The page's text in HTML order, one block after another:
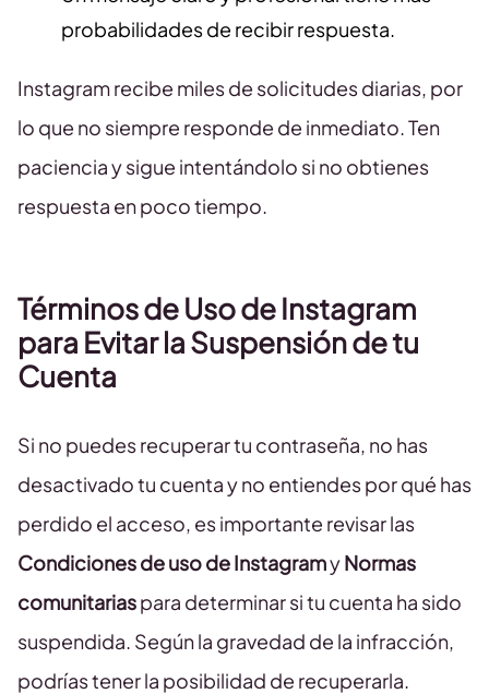
probabilidades de recibir respuesta.
Instagram recibe miles de solicitudes diarias, por
lo que no siempre responde de inmediato. Ten
paciencia y sigue intentándolo si no obtienes
respuesta en poco tiempo.
Términos de Uso de Instagram
para Evitar la Suspensión de tu
Cuenta
Si no puedes recuperar tu contraseña, no has
desactivado tu cuenta y no entiendes por qué has
perdido el acceso, es importante revisar las
Condiciones de uso de InstagramyNormas
comunitariaspara determinar si tu cuenta ha sido
suspendida. Según la gravedad de la infracción,
podrías tener la posibilidad de recuperarla.